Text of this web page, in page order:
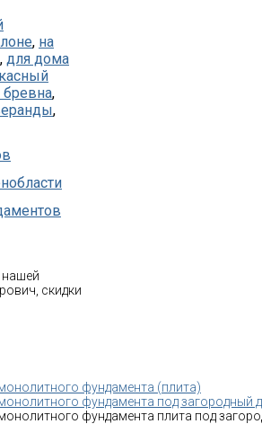
, на
, для дома
,
,
нашей
скидки
фундамента (плита)
фундамента под загородный
фундамента плита под